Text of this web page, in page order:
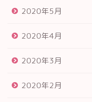
2020年5月
2020年4月
2020年3月
2020年2月